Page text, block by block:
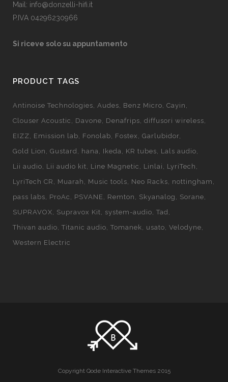
Mail: info@donzelli-hifi.it
P.IVA 04296230966
Si riceve solo su appuntamento
PRODUCT TAGS
Antinoise Technologies Audes Benz Micro Cayin
Clouser Acoustic
Davone Denafrips diffusori wireless
EIZZ
Emission lab Fonolab Fostex
Garlubidor
Gold Lion
Gustard hana Ikeda KR tubes
Lals audio
Lii audio
Lii audio kit Line Magnetic Linlai
LyriTech
LyriTech CR
Muarah Music tools Neo Racks
nottingham
pass labs
ProAc PSVANE Remton Skyanalog
Sorane
SUPRAVOX
Supravox Kit system-audio Tad
Thivan audio Titanic audio Tomanek usato Velodyne
Western Electric
Copyright Qode Interactive Themes 2015